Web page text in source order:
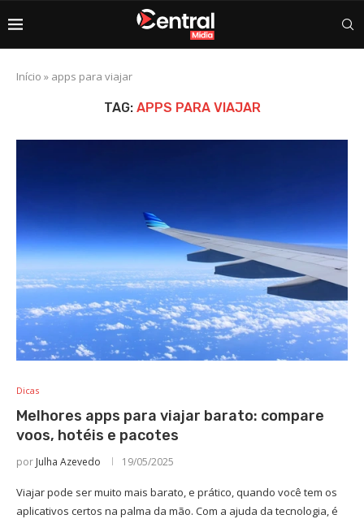
Início » apps para viajar
TAG: APPS PARA VIAJAR
Dicas
Melhores apps para viajar barato: compare
voos, hotéis e pacotes
por Julha Azevedo 19/05/2025
Viajar pode ser muito mais barato, e prático, quando você tem os
aplicativos certos na palma da mão. Com a ajuda da tecnologia, é